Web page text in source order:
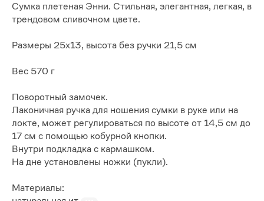
Сумка плетеная Энни. Стильная, элегантная, легкая, в
трендовом сливочном цвете.
Размеры 25x13, высота без ручки 21,5 см
Вес 570 г
Поворотный замочек.
Лаконичная ручка для ношения сумки в руке или на
локте, может регулироваться по высоте от 14,5 см до
17 см с помощью кобурной кнопки.
Внутри подкладка с кармашком.
На дне установлены ножки (пукли).
Материалы: